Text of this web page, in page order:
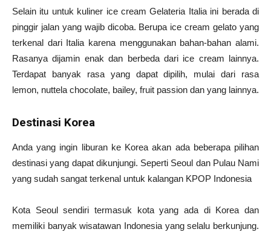
Selain itu untuk kuliner ice cream Gelateria Italia ini berada di
pinggir jalan yang wajib dicoba. Berupa ice cream gelato yang
terkenal dari Italia karena menggunakan bahan-bahan alami.
Rasanya dijamin enak dan berbeda dari ice cream lainnya.
Terdapat banyak rasa yang dapat dipilih, mulai dari rasa
lemon, nuttela chocolate, bailey, fruit passion dan yang lainnya.
Destinasi Korea
Anda yang ingin liburan ke Korea akan ada beberapa pilihan
destinasi yang dapat dikunjungi. Seperti Seoul dan Pulau Nami
yang sudah sangat terkenal untuk kalangan KPOP Indonesia
Kota Seoul sendiri termasuk kota yang ada di Korea dan
memiliki banyak wisatawan Indonesia yang selalu berkunjung.